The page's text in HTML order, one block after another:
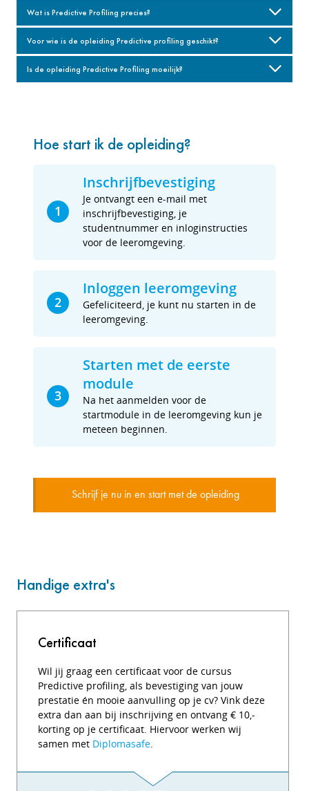
Wat is Predictive Profiling precies?
Voor wie is de opleiding Predictive profiling geschikt?
Is de opleiding Predictive Profiling moeilijk?
Hoe start ik de opleiding?
1
Inschrijfbevestiging
Je ontvangt een e-mail met
inschrijfbevestiging, je
studentnummer en inloginstructies
voor de leeromgeving.
2
Inloggen leeromgeving
Gefeliciteerd, je kunt nu starten in de
leeromgeving.
3
Starten met de eerste
module
Na het aanmelden voor de
startmodule in de leeromgeving kun je
meteen beginnen.
Schrijf je nu in en start met de opleiding
Handige extra's
Certificaat
Wil jij graag een certificaat voor de cursus
Predictive profiling, als bevestiging van jouw
prestatie én mooie aanvulling op je cv? Vink deze
extra dan aan bij inschrijving en ontvang € 10,-
korting op je certificaat. Hiervoor werken wij
samen met Diplomasafe.